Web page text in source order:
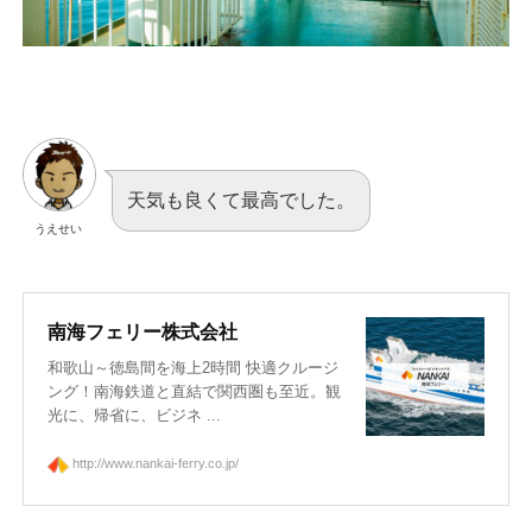
うえせい
天気も良くて最高でした。
南海フェリー株式会社
和歌山～徳島間を海上2時間 快適クルージ
ング！南海鉄道と直結で関西圏も至近。観
光に、帰省に、ビジネ ...
http://www.nankai-ferry.co.jp/